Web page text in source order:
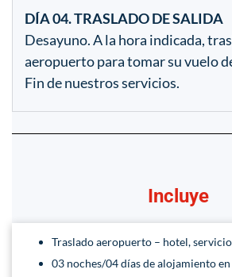
DÍA 04. TRASLADO DE SALIDA
Desayuno. A la hora indicada,
aeropuerto para tomar su vuelo
Fin de nuestros servicios.
Incluye
Traslado aeropuerto – hotel,
03 noches/04 días de alojamiento